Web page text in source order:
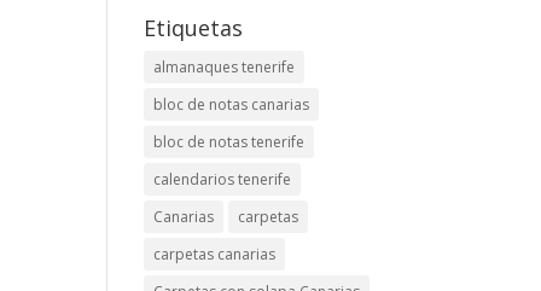
Etiquetas
almanaques tenerife
bloc de notas canarias
bloc de notas tenerife
calendarios tenerife
Canarias
carpetas
carpetas canarias